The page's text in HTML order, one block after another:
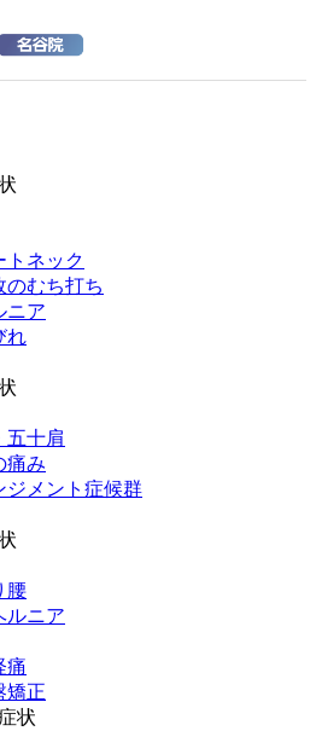
トネック
のむち打ち
ニア
れ
五十肩
痛み
ジメント症候群
腰
ルニア
痛
矯正
状